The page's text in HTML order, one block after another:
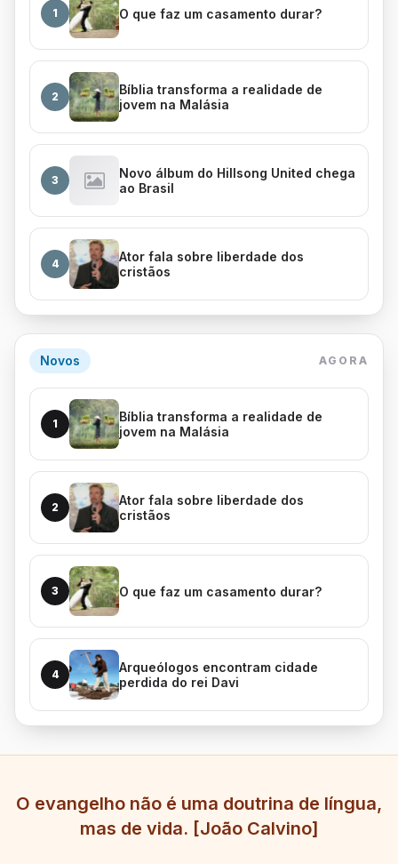
1 O que faz um casamento durar?
2
Bíblia transforma a realidade de
jovem na Malásia
3
Novo álbum do Hillsong United chega
ao Brasil
4
Ator fala sobre liberdade dos
cristãos
Novos AGORA
1
Bíblia transforma a realidade de
jovem na Malásia
2
Ator fala sobre liberdade dos
cristãos
3 O que faz um casamento durar?
4
Arqueólogos encontram cidade
perdida do rei Davi
O evangelho não é uma doutrina de língua,
mas de vida. [João Calvino]